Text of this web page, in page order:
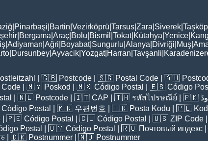
Pinarbaşi Bartin Vezirköprü Tarsus Zara Siverek
Bergama Araç Bolu Bismil Tokat| Kütahya Yenice
Adiyaman Ağri Boyabat| Sungurlu Alanya Divriği Muş
Dursunbey Ayvacik Yozgat| Harran Tavşanli
| 🇬🇧 Postcode | 🇸🇬 Postal Code | 🇦🇺
Code | 🇲🇾 Poskod | 🇲🇽 Código Postal | 🇪🇸 Código
| 🇳🇱 Postcode | 🇮🇹 CAP | 🇹🇭 รหัสไปรษณีย์ | 🇵🇰
Código Postal | 🇰🇷 우편번호 | 🇹🇷 Posta Kodu | 🇵🇱
| 🇵🇪 Código Postal | 🇨🇱 Código Postal | 🇺🇸 ZIP Code
Postal | 🇺🇾 Código Postal | 🇷🇺 Почтовый индекс
| 🇩🇰 Postnummer | 🇳🇴 Postnummer